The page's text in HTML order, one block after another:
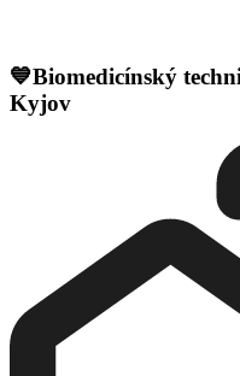
💙Biomedicínský
Kyjov